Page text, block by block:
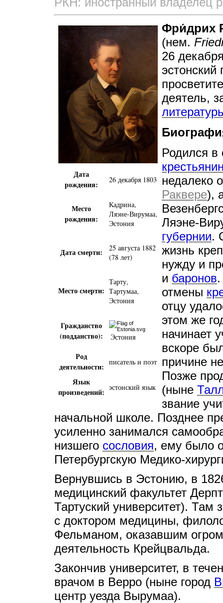
Дата
рождения:
26 декабря 1803
Место
рождения:
Кадрина,
Ляэне-Вирумаа,
Эстония
Дата смерти:
25 августа 1882
(78 лет)
Место смерти:
Тарту,
Тартумаа,
Эстония
Гражданство
(подданство):
Эстония
Род
деятельности: писатель и поэт
Язык
произведений: эстонский язык
Фри́дрих
(нем.
26
эстонский
деятель,
Родился в
недалеко
Раквере),
Ляэне-
губернии.
жизнь
нужду и
и баронов
отмены
отцу
этом же
начинает
вскоре
причине
Позже
(ныне
звание
начальной школе. Позднее
усиленно занимался
низшего сословия, ему было
Петербургскую Медико-
Вернувшись в Эстонию, в
медицинский факультет
Тартуский университет).
с доктором медицины,
Фельманом, оказавшим
деятельность Крейцвальда.
Закончив университет, в
врачом в Верро (ныне город
центр уезда Вырумаа).